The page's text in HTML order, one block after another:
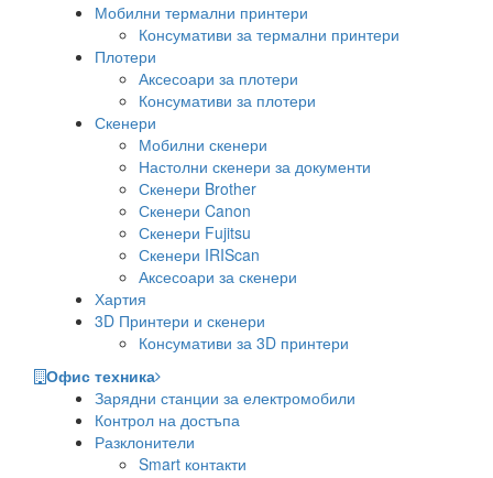
Мобилни термални принтери
Консумативи за термални принтери
Плотери
Аксесоари за плотери
Консумативи за плотери
Скенери
Мобилни скенери
Настолни скенери за документи
Скенери Brother
Скенери Canon
Скенери Fujitsu
Скенери IRIScan
Аксесоари за скенери
Хартия
3D Принтери и скенери
Консумативи за 3D принтери
Офис техника
Зарядни станции за електромобили
Контрол на достъпа
Разклонители
Smart контакти